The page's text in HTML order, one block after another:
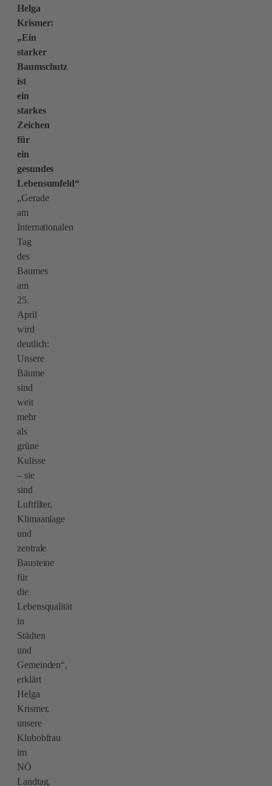
Helga
Krismer:
„Ein
starker
Baumschutz
ist
ein
starkes
Zeichen
für
ein
gesundes
Lebensumfeld“
„Gerade
am
Internationalen
Tag
des
Baumes
am
25.
April
wird
deutlich:
Unsere
Bäume
sind
weit
mehr
als
grüne
Kulisse
– sie
sind
Luftfilter,
Klimaanlage
und
zentrale
Bausteine
für
die
Lebensqualität
in
Städten
und
Gemeinden“,
erklärt
Helga
Krismer,
unsere
Klubobfrau
im
NÖ
Landtag.